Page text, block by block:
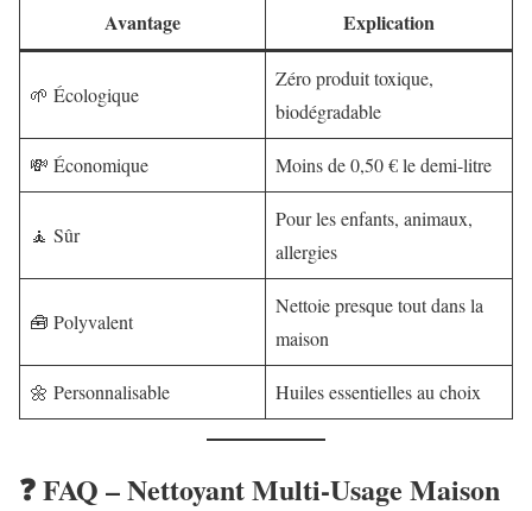
Avantage Explication
🌱 Écologique
Zéro produit toxique,
biodégradable
💸 Économique Moins de 0,50 € le demi-litre
🧘 Sûr
Pour les enfants, animaux,
allergies
🧰 Polyvalent
Nettoie presque tout dans la
maison
🌼 Personnalisable Huiles essentielles au choix
❓ FAQ – Nettoyant Multi-Usage Maison